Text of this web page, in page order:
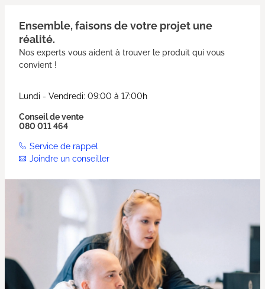
Ensemble, faisons de votre projet une
réalité.
Nos experts vous aident à trouver le produit qui vous
convient !
Lundi - Vendredi: 09:00 à 17:00h
Conseil de vente
080 011 464
Service de rappel
Joindre un conseiller